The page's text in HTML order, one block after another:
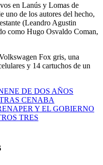
en Lanús y Lomas de
uno de los autores del hecho,
(Leandro Agustin
como Hugo Osvaldo Coman,
Fox gris, una
y 14 cartuchos de un
DE DOS AÑOS
CENABA
Y EL GOBIERNO
TRES